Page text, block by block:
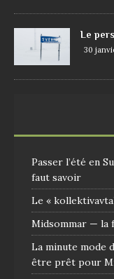
Le
30
Passer l’été en
faut savoir
Le «
Midsommar — la
La minute mode
être prêt pour